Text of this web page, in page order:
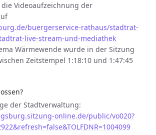
Videoaufzeichnung der
buergerservice-rathaus/stadtrat-
live-stream-und-mediathek
Wärmewende wurde in der Sitzung
Zeitstempel 1:18:10 und 1:47:45
der Stadtverwaltung:
online.de/public/vo020?